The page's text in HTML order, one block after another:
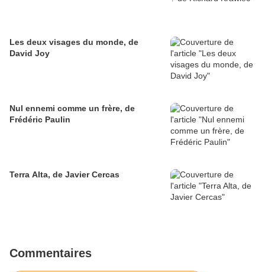
Les deux visages du monde, de
David Joy
Nul ennemi comme un frère, de
Frédéric Paulin
Terra Alta, de Javier Cercas
Commentaires